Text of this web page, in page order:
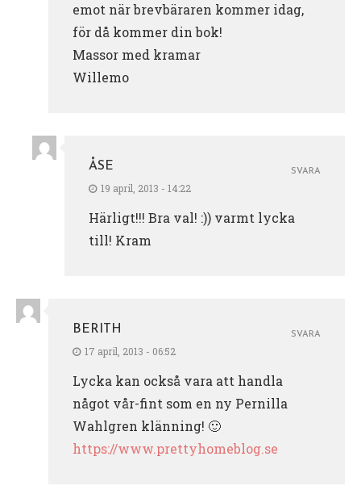
emot när brevbäraren kommer idag,
för då kommer din bok!
Massor med kramar
Willemo
ÅSE
19 april, 2013 - 14:22
Härligt!!! Bra val! :)) varmt lycka
till! Kram
SVARA
BERITH
17 april, 2013 - 06:52
Lycka kan också vara att handla
något vår-fint som en ny Pernilla
Wahlgren klänning! 🙂
https://www.prettyhomeblog.se
SVARA